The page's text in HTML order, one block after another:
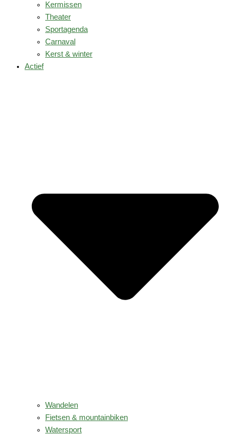
Kermissen
Theater
Sportagenda
Carnaval
Kerst & winter
Actief
Wandelen
Fietsen & mountainbiken
Watersport